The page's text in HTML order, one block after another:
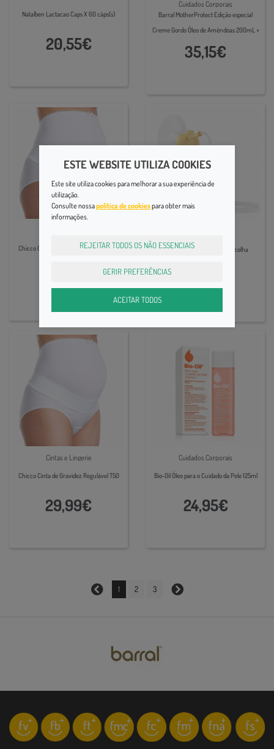
Natalben Lactacao Caps X 60 cáps(s)
20,55€
Cuidados Corporais
Barral MotherProtect Edição especial
Creme Gordo Óleo de Amêndoas 200mL +
Loção Prevenção de Estrias 200 mL
35,15€
Chicco Cinta de Gravidez Regulável T36 Medela Symphony Kit de Recolha
Cintas e Lingerie
Chicco Cinta de Gravidez Regulável T50
29,99€
Cuidados Corporais
Bio-Oil Óleo para o Cuidado da Pele 125ml
24,95€
1 2 3
ESTE WEBSITE UTILIZA COOKIES
Este site utiliza cookies para melhorar a sua experiência de
utilização.
Consulte nossapolítica de cookiespara obter mais
informações.
REJEITAR TODOS OS NÃO ESSENCIAIS
GERIR PREFERÊNCIAS
ACEITAR TODOS